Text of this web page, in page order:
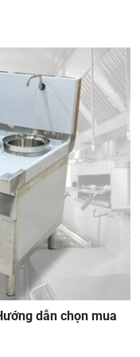
dẫn chọn mua